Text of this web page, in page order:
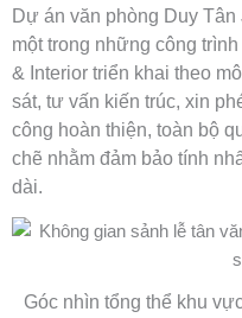
Dự án văn phòng Duy
một trong những công
& Interior triển khai theo
sát, tư vấn kiến trúc, xin
công hoàn thiện, toàn bộ
chẽ nhằm đảm bảo tính
dài.
Góc nhìn tổng thể khu